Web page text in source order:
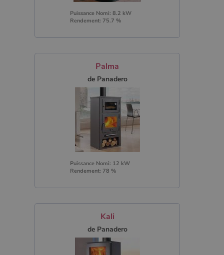
Puissance Nomi: 8.2 kW
Rendement: 75.7 %
Palma
de Panadero
Puissance Nomi: 12 kW
Rendement: 78 %
Kali
de Panadero